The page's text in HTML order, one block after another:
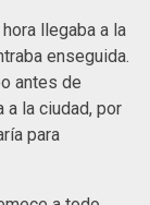
llegaba a la
enseguida.
antes de
la ciudad, por
para